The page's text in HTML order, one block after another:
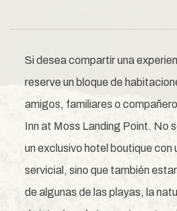
Si desea compartir una
reserve un bloque de
amigos, familiares o
Inn at Moss Landing Point. No
un exclusivo hotel boutique con
servicial, sino que también
de algunas de las playas, la